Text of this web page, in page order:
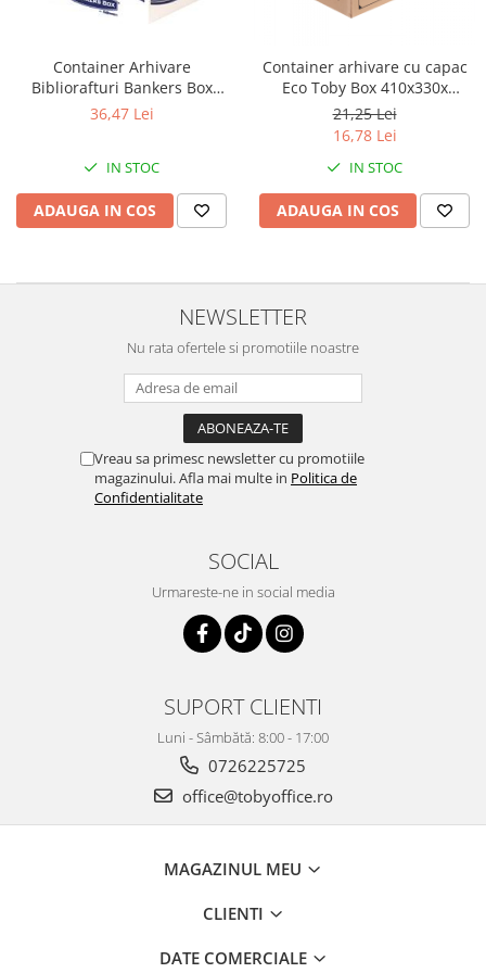
Perforatoare
Suporturi pentru documente
Tavite pentru Documente
Hartie igienica
Lavete
Odorizante
Produse din hartie
Prosoape din hartie
Saci menajeri
Container Arhivare
Bibliorafturi Bankers Box
Fellowes
36,47 Lei
IN STOC
ADAUGA IN COS
Container arhivare cu capac
Eco Toby Box 410x330x
h290mm
21,25 Lei
16,78 Lei
IN STOC
ADAUGA IN COS
NEWSLETTER
Nu rata ofertele si promotiile noastre
Vreau sa primesc newsletter cu promotiile
magazinului. Afla mai multe in Politica de
Confidentialitate
SOCIAL
Urmareste-ne in social media
SUPORT CLIENTI
Luni - Sâmbătă: 8:00 - 17:00
0726225725
office@tobyoffice.ro
MAGAZINUL MEU
CLIENTI
DATE COMERCIALE